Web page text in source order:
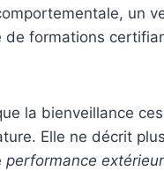
un
formations
la bienveillance
Elle ne décrit
performance